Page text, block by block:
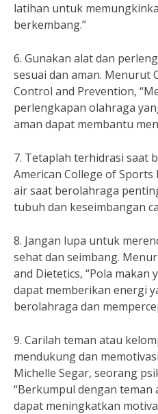
latihan untuk
berkembang.”
6. Gunakan alat dan
sesuai dan aman. Menurut
Control and Prevention,
perlengkapan olahraga
aman dapat membantu
7. Tetaplah terhidrasi saat
American College of Sports
air saat berolahraga
tubuh dan keseimbangan
8. Jangan lupa untuk
sehat dan seimbang.
and Dietetics, “Pola makan
dapat memberikan energi
berolahraga dan
9. Carilah teman atau
mendukung dan
Michelle Segar, seorang
“Berkumpul dengan
dapat meningkatkan